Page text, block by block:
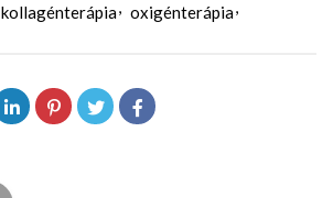
kollagénterápia
oxigénterápia